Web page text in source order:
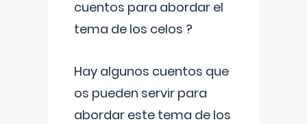
cuentos para abordar el
tema de los celos ?
Hay algunos cuentos que
os pueden servir para
abordar este tema de los